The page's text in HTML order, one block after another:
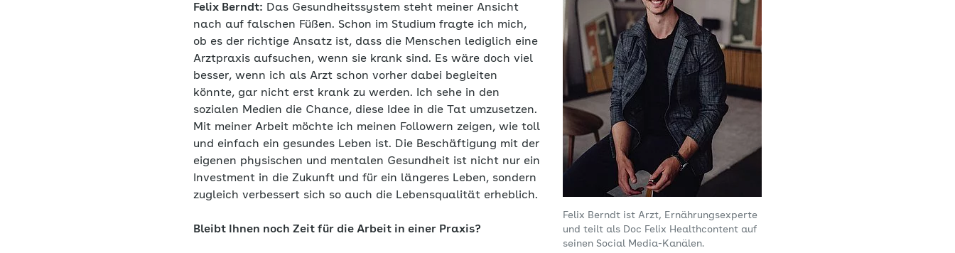
Felix Berndt ist Arzt, Ernährungsexperte
und teilt als Doc Felix Healthcontent auf
seinen Social Media-Kanälen.
Felix Berndt: Das Gesundheitssystem steht meiner Ansicht
nach auf falschen Füßen. Schon im Studium fragte ich mich,
ob es der richtige Ansatz ist, dass die Menschen lediglich eine
Arztpraxis aufsuchen, wenn sie krank sind. Es wäre doch viel
besser, wenn ich als Arzt schon vorher dabei begleiten
könnte, gar nicht erst krank zu werden. Ich sehe in den
sozialen Medien die Chance, diese Idee in die Tat umzusetzen.
Mit meiner Arbeit möchte ich meinen Followern zeigen, wie toll
und einfach ein gesundes Leben ist. Die Beschäftigung mit der
eigenen physischen und mentalen Gesundheit ist nicht nur ein
Investment in die Zukunft und für ein längeres Leben, sondern
zugleich verbessert sich so auch die Lebensqualität erheblich.
Bleibt Ihnen noch Zeit für die Arbeit in einer Praxis?